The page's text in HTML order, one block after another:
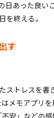
日あった良い
を終える。
す
ストレスを書
メモアプリを
安」などの